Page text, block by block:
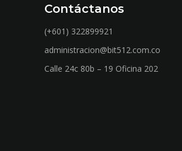
Contáctanos
(+601) 322899921
administracion@bit512.com.co
Calle 24c 80b – 19 Oficina 202